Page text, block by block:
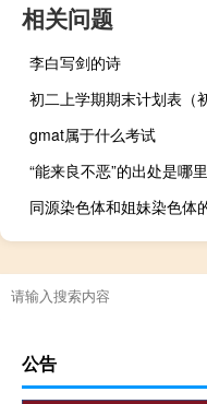
相关问题
李白写剑的诗
gmat属于什么考试
“能来良不恶”的出处是哪里
公告